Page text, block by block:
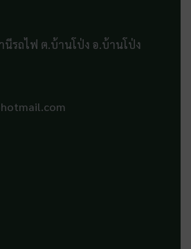
นีรถไฟ ต.บ้านโป่ง อ.บ้านโป่ง